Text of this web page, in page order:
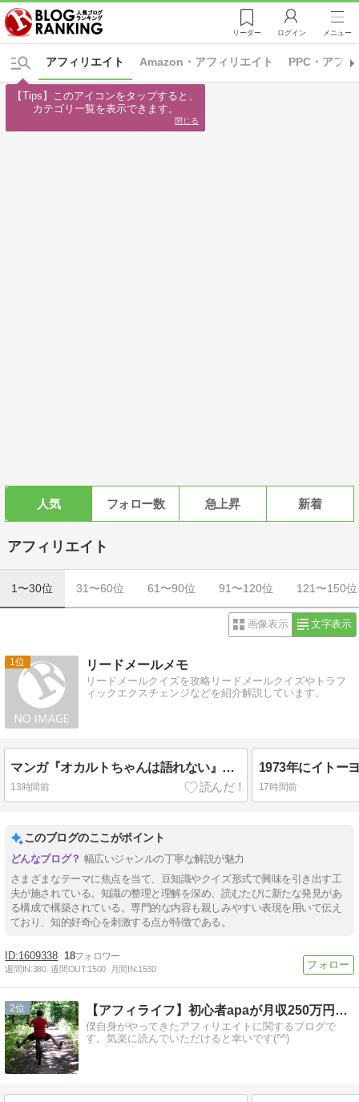
リーダー ログイン メニュー
アフィリエイト Amazon・アフィリエイト PPC・アフ
人気 フォロー数 急上昇 新着
アフィリエイト
1〜30位 31〜60位 61〜90位 91〜120位 121〜150位
画像表示 文字表示
1 リードメールメモ
リードメールクイズを攻略リードメールクイズやトラフ
ィックエクスチェンジなどを紹介解説しています。
マンガ『オカルトちゃんは語れない』に登場する高橋陽子たちが通う大学は何でしょう？
13時間前 17時間前
このブログのここがポイント
幅広いジャンルの丁寧な解説が魅力
さまざまなテーマに焦点を当て、豆知識やクイズ形式で興味を引き出す工
夫が施されている。知識の整理と理解を深め、読むたびに新たな発見があ
る構成で構築されている。専門的な内容も親しみやすい表現を用いて伝え
ており、知的好奇心を刺激する点が特徴である。
1609338 18
週間IN:380 週間OUT:1500 月間IN:1530
2 【アフィライフ】初心者apaが月収250万円稼いだ方法
僕自身がやってきたアフィリエイトに関するブログで
す。気楽に読んでいただけると幸いです(^^)
【Tips】このアイコンをタップすると、
カテゴリ一覧を表示できます。
閉じる